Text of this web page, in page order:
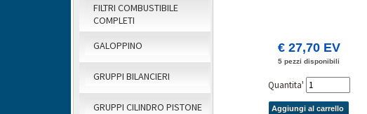
FILTRI COMBUSTIBILE
COMPLETI
GALOPPINO
GRUPPI BILANCIERI
GRUPPI CILINDRO PISTONE
€ 27,70 EV
5 pezzi disponibili
Quantita'
Aggiungi al carrello